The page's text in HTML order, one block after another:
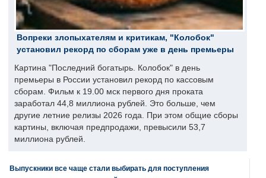
Вопреки злопыхателям и критикам, "Колобок"
установил рекорд по сборам уже в день премьеры
Картина "Последний богатырь. Колобок" в день
премьеры в России установил рекорд по кассовым
сборам. Фильм к 19.00 мск первого дня проката
заработал 44,8 миллиона рублей. Это больше, чем
другие летние релизы 2026 года. При этом общие сборы
картины, включая предпродажи, превысили 53,7
миллиона рублей.
Выпускники все чаще стали выбирать для поступления